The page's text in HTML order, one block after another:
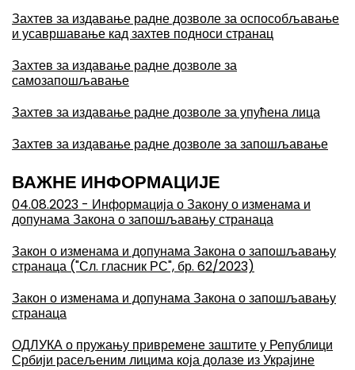
Захтев за издавање радне дозволе за оспособљавање
и усавршавање кад захтев подноси странац
Захтев за издавање радне дозволе за
самозапошљавање
Захтев за издавање радне дозволе за упућена лица
Захтев за издавање радне дозволе за запошљавање
ВАЖНЕ ИНФОРМАЦИЈЕ
04.08.2023 - Информација о Закону о изменама и
допунама Закона о запошљавању странаца
Закон о изменама и допунама Закона о запошљавању
странаца ("Сл. гласник РС", бр. 62/2023)
Закон о изменама и допунама Закона о запошљавању
странаца
ОДЛУКА о пружању привремене заштите у Републици
Србији расељеним лицима која долазе из Украјине